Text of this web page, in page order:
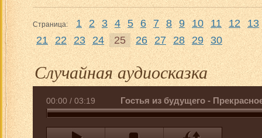
Страница: 1 2 3 4 5 6 7 8 9 10 11 12
13
21 22 23 24 25 26 27 28 29 30
Случайная аудиосказка
00:00 / 03:19 Гостья из будущего -